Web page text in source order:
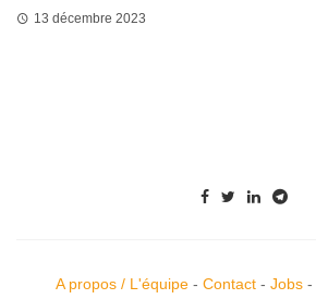
13 décembre 2023
A propos / L'équipe- Contact- Jobs-